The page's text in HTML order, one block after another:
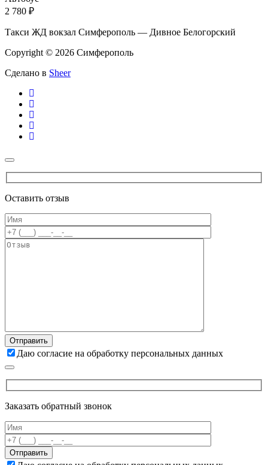
2 780 ₽
Такси ЖД вокзал Симферополь — Дивное Белогорский
Copyright © 2026 Симферополь
Сделано в Sheer
Оставить отзыв
Даю согласие на обработку персональных данных
Заказать обратный звонок